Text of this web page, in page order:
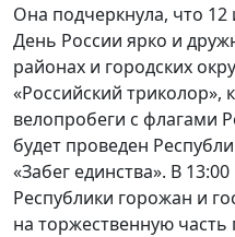
Она подчеркнула, что 12
День России ярко и
районах и городских
«Российский триколор»,
велопробеги с флагами
будет проведен
«Забег единства». В
Республики горожан и
на торжественную